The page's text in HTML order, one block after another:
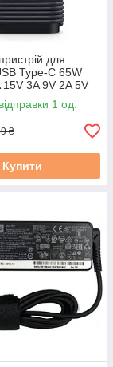
для
Type-C 65W
3A 9V 2A 5V
Dell Оригінал Б/В
1 од.
₴
Купити